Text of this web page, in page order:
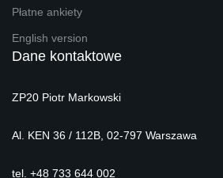
Płatne ankiety
English version
Dane kontaktowe
ZP20 Piotr Markowski
Al. KEN 36 / 112B, 02-797 Warszawa
tel. +48 733 644 002